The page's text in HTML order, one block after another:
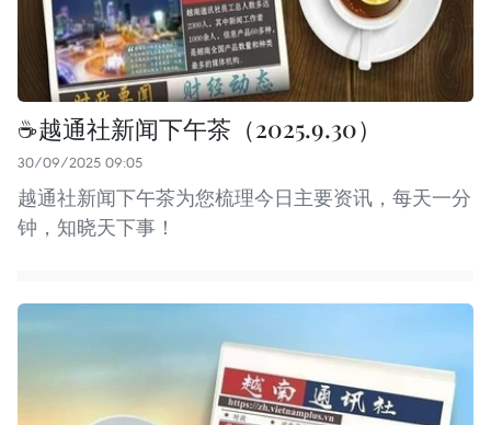
☕️越通社新闻下午茶（2025.9.30）
30/09/2025 09:05
越通社新闻下午茶为您梳理今日主要资讯，每天一分
钟，知晓天下事！